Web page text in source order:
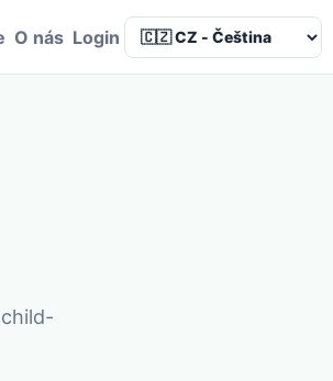
O nás Login Language